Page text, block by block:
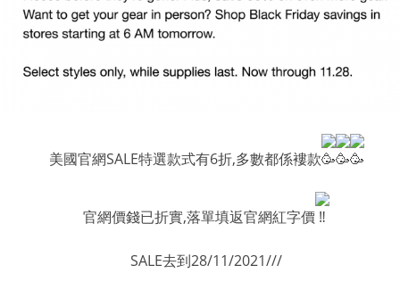
美國官網SALE特選款式有6折,多數都係褸款
官網價錢已折實,落單填返官網紅字價
SALE去到28/11/2021///